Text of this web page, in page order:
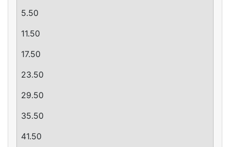
5.50
11.50
17.50
23.50
29.50
35.50
41.50